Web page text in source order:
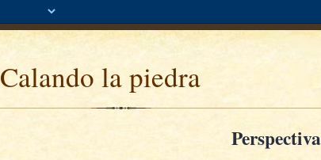
Calando la piedra